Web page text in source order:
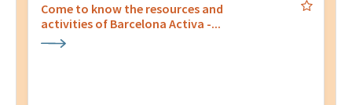
Come to know the resources and
activities of Barcelona Activa -...